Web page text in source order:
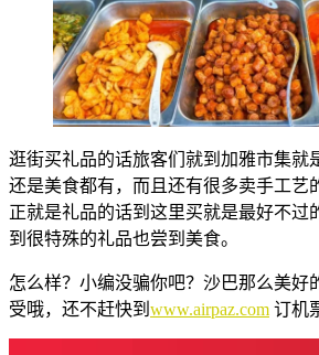
逛街买礼品的话旅客们就到加雅市集就
还是美食都有，而且还有很多卖手工艺
正就是礼品的话到这里买就是最好不过
到很特殊的礼品也尝到美食。
怎么样？小编没骗你吧？沙巴那么美好
受哦，还不赶快到 www.airpaz.com 订机